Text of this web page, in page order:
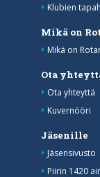
Klubien
Mikä on
Mikä on
Ota
Ota yhteyttä
Kuvernööri
Jäsenille
Jäsensivusto
Piirin 1420